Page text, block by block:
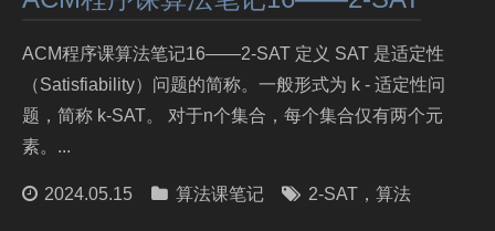
rust
大模型
操作系统
数据库
机器学习
算法学习笔记
ACM程序课算法笔记16——2-SAT 定义 SAT 是适定性
（Satisfiability）问题的简称。一般形式为 k - 适定性问
题，简称 k-SAT。 对于n个集合，每个集合仅有两个元
素。...
2024.05.15 算法课笔记 2-SAT， 算法